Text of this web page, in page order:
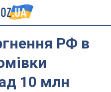
РФ в
10 млн